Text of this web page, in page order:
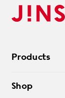
Products
サングラス
Shop